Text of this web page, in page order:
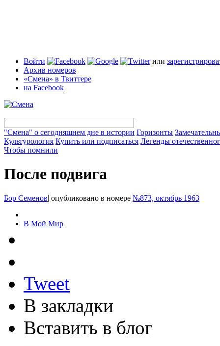
Войти или
Архив номеров
«Смена» в Твиттере
на Facebook
"Смена" о сегодняшнем дне в истории Горизонты
Культурология Купить или подписаться Легенды
Чтобы помнили
После подвига
Бор Семенов| опубликовано в номере №873, октябрь 1963
В Мой Мир
Tweet
В закладки
Вставить в блог